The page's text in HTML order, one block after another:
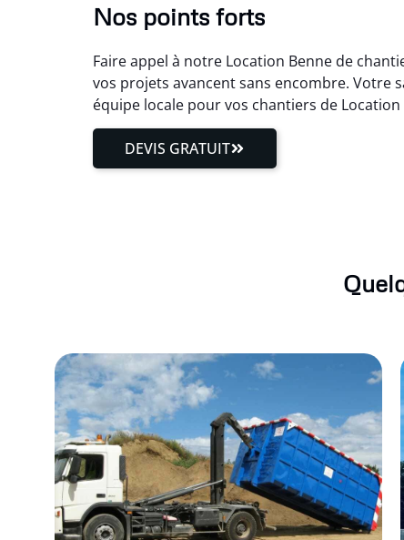
Nos points forts
Faire appel à notre Location Benne de
vos projets avancent sans encombre. Votre
équipe locale pour vos chantiers de
DEVIS GRATUIT